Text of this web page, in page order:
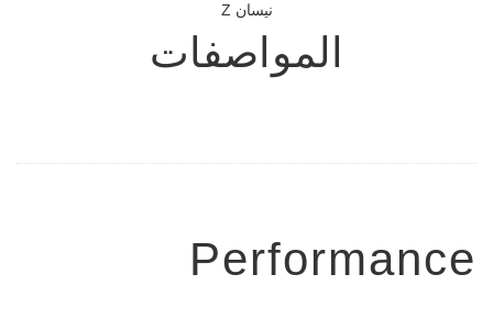
نيسان Z
المواصفات
Performance